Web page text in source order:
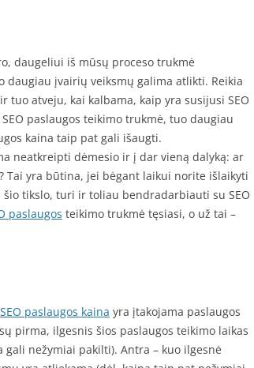
daugeliui iš mūsų proceso trukmė
daugiau įvairių veiksmų galima atlikti. Reikia
atveju, kai kalbama, kaip yra susijusi SEO
paslaugos teikimo trukmė, tuo daugiau
kaina taip pat gali išaugti.
neatkreipti dėmesio ir į dar vieną dalyką: ar
yra būtina, jei bėgant laikui norite išlaikyti
tikslo, turi ir toliau bendradarbiauti su SEO
paslaugos teikimo trukmė tęsiasi, o už tai –
SEO paslaugos kaina yra įtakojama paslaugos
pirma, ilgesnis šios paslaugos teikimo laikas
nežymiai pakilti). Antra – kuo ilgesnė